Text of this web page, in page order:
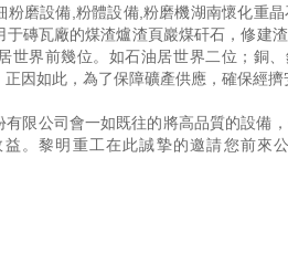
粉磨設備,粉體設備,粉磨機湖南懷化重
于磚瓦廠的煤渣爐渣頁巖煤矸石，修建
世界前幾位。如石油居世界二位；銅
因如此，為了保障礦產供應，確保經
有限公司會一如既往的將高品質的設備
。黎明重工在此誠摯的邀請您前來